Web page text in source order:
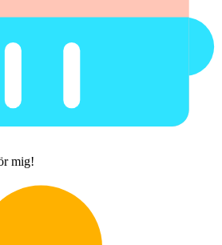
mig!